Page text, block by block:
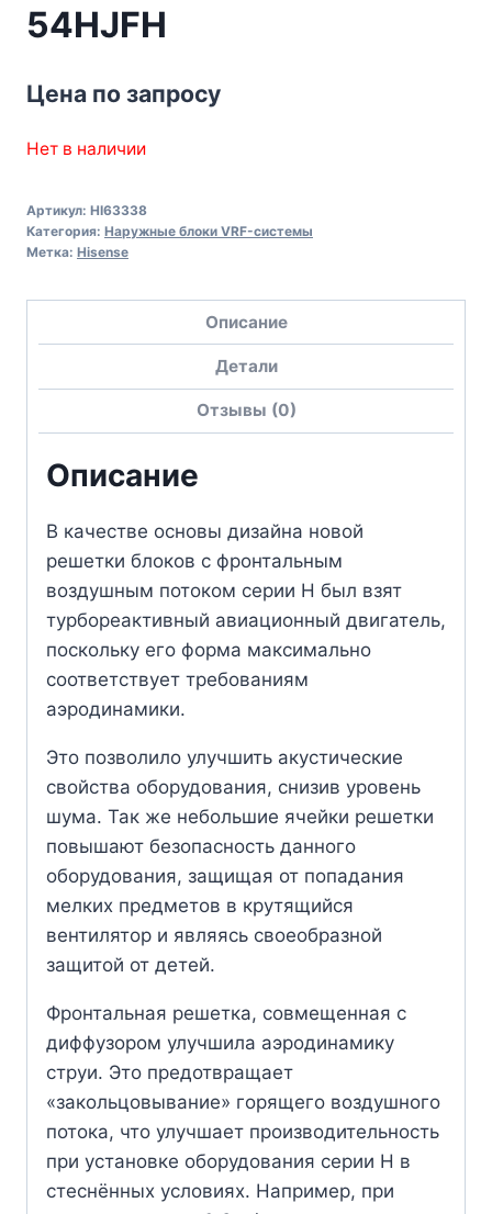
54HJFH
Цена по запросу
Нет в наличии
Артикул: HI63338
Категория: Наружные блоки VRF-системы
Метка: Hisense
Описание
Детали
Отзывы (0)
Описание
В качестве основы дизайна новой
решетки блоков с фронтальным
воздушным потоком серии Н был взят
турбореактивный авиационный двигатель,
поскольку его форма максимально
соответствует требованиям
аэродинамики.
Это позволило улучшить акустические
свойства оборудования, снизив уровень
шума. Так же небольшие ячейки решетки
повышают безопасность данного
оборудования, защищая от попадания
мелких предметов в крутящийся
вентилятор и являясь своеобразной
защитой от детей.
Фронтальная решетка, совмещенная с
диффузором улучшила аэродинамику
струи. Это предотвращает
«закольцовывание» горящего воздушного
потока, что улучшает производительность
при установке оборудования серии Н в
стеснённых условиях. Например, при